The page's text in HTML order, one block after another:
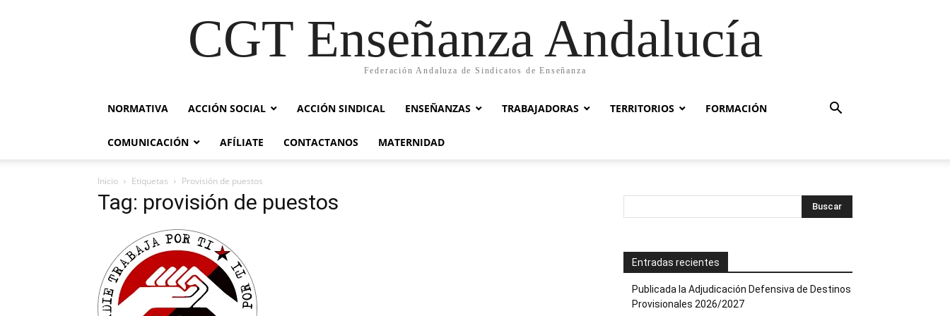
CGT Enseñanza Andalucía
Federación Andaluza de Sindicatos de Enseñanza
NORMATIVA ACCIÓN SOCIAL ACCIÓN SINDICAL ENSEÑANZAS TRABAJADORAS TERRITORIOS FORMACIÓN
COMUNICACIÓN AFÍLIATE CONTACTANOS MATERNIDAD
Inicio Etiquetas Provisión de puestos
Tag: provisión de puestos
Entradas recientes
Publicada la Adjudicación Defensiva de Destinos
Provisionales 2026/2027